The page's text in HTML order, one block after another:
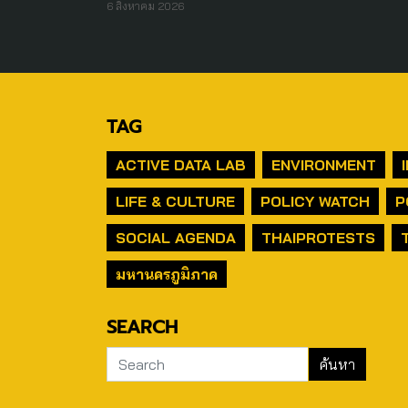
6 สิงหาคม 2026
TAG
ACTIVE DATA LAB ENVIRONMENT
LIFE & CULTURE
POLICY WATCH
SOCIAL AGENDA
THAIPROTESTS
มหานครภูมิภาค
SEARCH